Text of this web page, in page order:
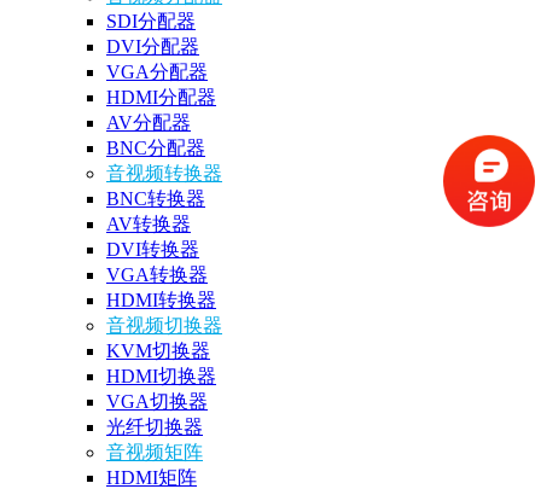
SDI分配器
DVI分配器
VGA分配器
HDMI分配器
AV分配器
BNC分配器
音视频转换器
BNC转换器
AV转换器
DVI转换器
VGA转换器
HDMI转换器
音视频切换器
KVM切换器
HDMI切换器
VGA切换器
光纤切换器
音视频矩阵
HDMI矩阵